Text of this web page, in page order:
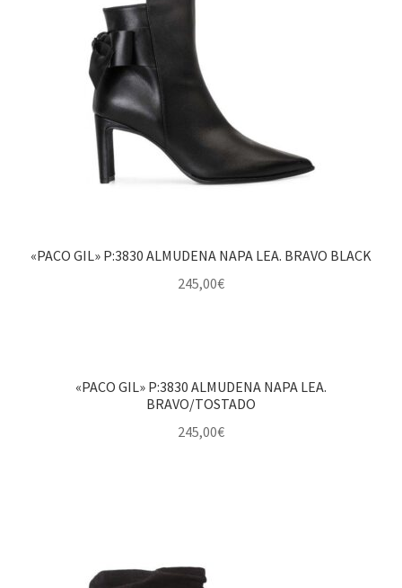
«PACO GIL» P:3830 ALMUDENA NAPA LEA. BRAVO BLACK
245,00€
«PACO GIL» P:3830 ALMUDENA NAPA LEA.
BRAVO/TOSTADO
245,00€